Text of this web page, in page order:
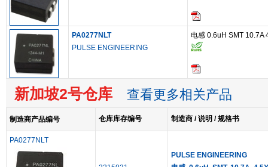
PA0277NLT
PULSE ENGINEERING
电感 0.6uH SMT 10.7A
新加坡2号仓库 查看更多相关产品
制造商产品编号 仓库库存编号 制造商 / 说明 / 规格书
PA0277NLT
PULSE ENGINEERING